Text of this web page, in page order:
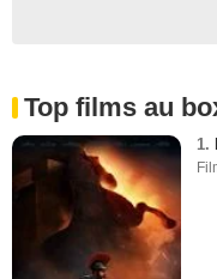
Top films au
1.